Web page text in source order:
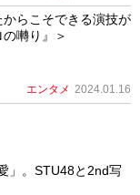
らこそできる演技が
囀り』＞
エンタメ 2024.01.16
」。STU48と2nd写